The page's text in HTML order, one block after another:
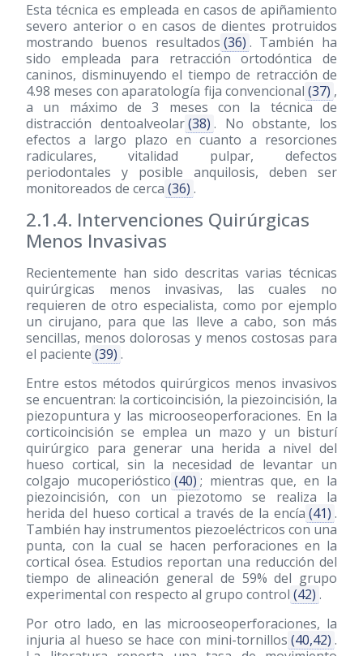
Esta técnica es empleada en casos de apiñamiento
severo anterior o en casos de dientes protruidos
mostrando buenos resultados (36) . También ha
sido empleada para retracción ortodóntica de
caninos, disminuyendo el tiempo de retracción de
4.98 meses con aparatología fija convencional (37) ,
a un máximo de 3 meses con la técnica de
distracción dentoalveolar(38) . No obstante, los
efectos a largo plazo en cuanto a resorciones
radiculares, vitalidad pulpar, defectos
periodontales y posible anquilosis, deben ser
monitoreados de cerca (36) .
2.1.4. Intervenciones Quirúrgicas
Menos Invasivas
Recientemente han sido descritas varias técnicas
quirúrgicas menos invasivas, las cuales no
requieren de otro especialista, como por ejemplo
un cirujano, para que las lleve a cabo, son más
sencillas, menos dolorosas y menos costosas para
el paciente (39) .
Entre estos métodos quirúrgicos menos invasivos
se encuentran: la corticoincisión, la piezoincisión, la
piezopuntura y las microoseoperforaciones. En la
corticoincisión se emplea un mazo y un bisturí
quirúrgico para generar una herida a nivel del
hueso cortical, sin la necesidad de levantar un
colgajo mucoperióstico (40) ; mientras que, en la
piezoincisión, con un piezotomo se realiza la
herida del hueso cortical a través de la encía (41) .
También hay instrumentos piezoeléctricos con una
punta, con la cual se hacen perforaciones en la
cortical ósea. Estudios reportan una reducción del
tiempo de alineación general de 59% del grupo
experimental con respecto al grupo control (42) .
Por otro lado, en las microoseoperforaciones, la
injuria al hueso se hace con mini-tornillos (40,42) .